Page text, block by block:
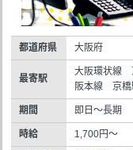
都道府県 大阪府
最寄駅
大阪環状線
阪本線 京
期間 即日～長期
時給 1,700円～